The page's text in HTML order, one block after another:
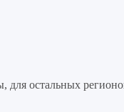
остальных